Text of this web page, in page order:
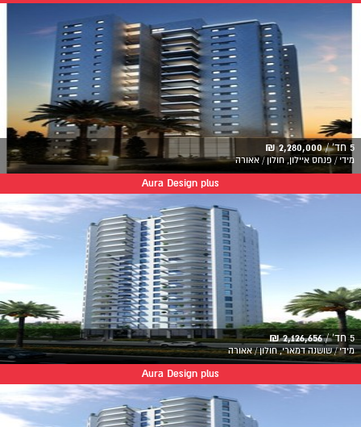
5 חד' / 2,280,000 ₪
מידי / פנחס איילון, חולון / אאורה
Aura Design plus
5 חד' / 2,126,656 ₪
מידי / שושנה דמארי, חולון / אאורה
Aura Design plus